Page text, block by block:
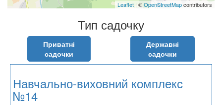
Leaflet | ©OpenStreetMapcontributors
Тип садочку
Приватні
садочки
Державні
садочки
Навчально-виховний комплекс
№14